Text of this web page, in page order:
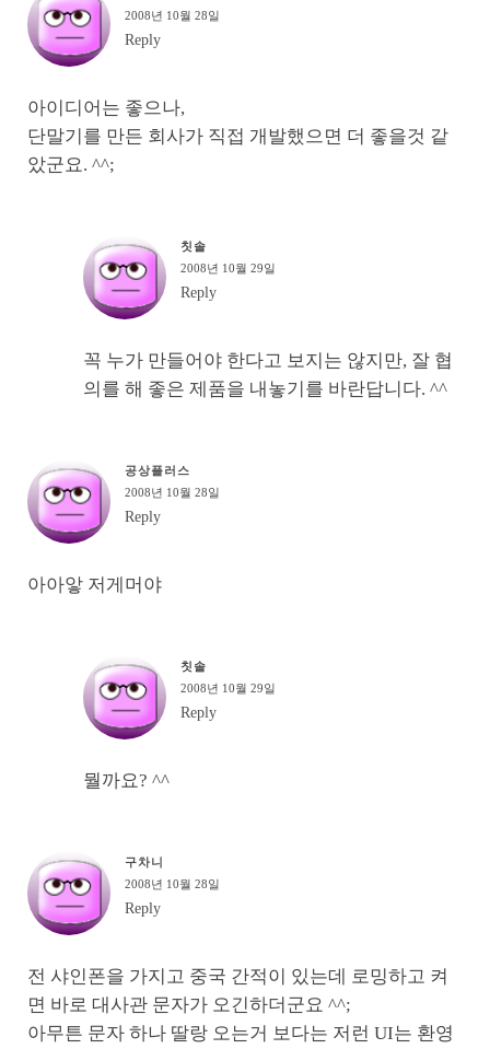
2008년 10월 28일
Reply
아이디어는 좋으나,
단말기를 만든 회사가 직접 개발했으면 더 좋을것 같
았군요. ^^;
칫솔
2008년 10월 29일
Reply
꼭 누가 만들어야 한다고 보지는 않지만, 잘 협
의를 해 좋은 제품을 내놓기를 바란답니다. ^^
공상플러스
2008년 10월 28일
Reply
아아앟 저게머야
칫솔
2008년 10월 29일
Reply
뭘까요? ^^
구차니
2008년 10월 28일
Reply
전 샤인폰을 가지고 중국 간적이 있는데 로밍하고 켜
면 바로 대사관 문자가 오긴하더군요 ^^;
아무튼 문자 하나 딸랑 오는거 보다는 저런 UI는 환영